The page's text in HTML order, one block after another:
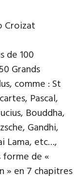
Croizat
de 100
Grands
comme : St
Pascal,
Bouddha,
Gandhi,
Lama, etc…,
forme de «
» en 7 chapitres